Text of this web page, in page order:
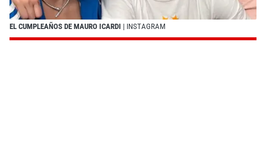
EL CUMPLEAÑOS DE MAURO ICARDI | INSTAGRAM